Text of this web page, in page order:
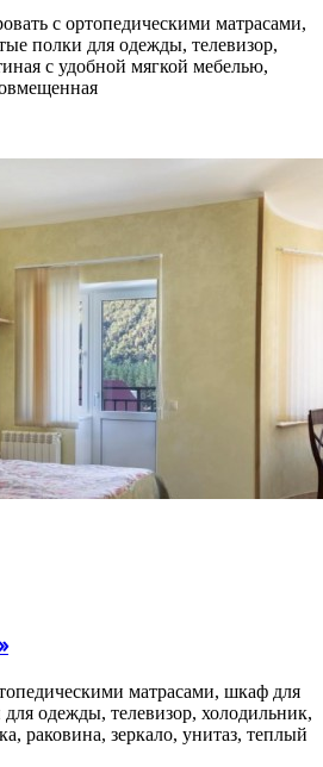
с ортопедическими матрасами,
полки для одежды, телевизор,
с удобной мягкой мебелью,
матрасами, шкаф для
одежды, телевизор, холодильник,
раковина, зеркало, унитаз, теплый